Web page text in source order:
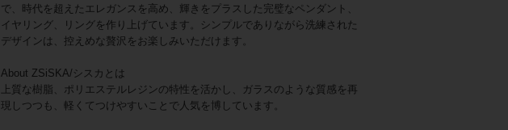
で、時代を超えたエレガンスを高め、輝きをプラスした完璧なペンダント、
イヤリング、リングを作り上げています。シンプルでありながら洗練された
デザインは、控えめな贅沢をお楽しみいただけます。
About ZSiSKA/シスカとは
上質な樹脂、ポリエステルレジンの特性を活かし、ガラスのような質感を再
現しつつも、軽くてつけやすいことで人気を博しています。